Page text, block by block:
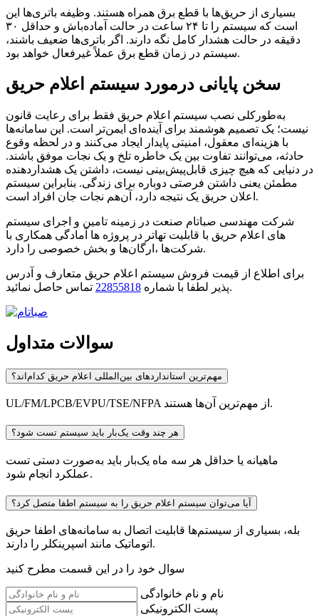
بسیاری از حریق‌ها با قطع برق همراه هستند. وظیفه باتری‌ها این
است که سیستم را تا ۲۴ ساعت در حالت آماده‌باش و حداقل ۳۰
دقیقه در حالت هشدار کامل نگه دارند. اگر باتری‌ها ضعیف باشند،
سیستم در زمان قطع برق عملاً غیرفعال خواهد بود.
سخن پایانی درمورد سیستم اعلام حریق
به‌طورکلی نصب سیستم اعلام حریق فقط برای رعایت قانون
نیست؛ یک تصمیم هوشمند برای آینده‌ای ایمن‌تر است. این سامانه‌ها
با هزینه‌ای معقول، امنیتی پایدار ایجاد می‌کنند و در لحظه وقوع
حادثه، می‌توانند تفاوت بین یک خاطره تلخ و یک نجات موفق باشند.
در دنیایی که هیچ چیزی قابل‌پیش‌بینی نیست، داشتن یک هشداردهنده
مطمئن یعنی داشتن فرصتی دوباره برای زندگی. بنابراین سیستم
اعلان حریق یک نتیجه دارد، آن‌هم نجات جان افراد است.
شرکت مهندسی صباتام صنعت در زمینه تامین و اجرای سیستم
های اعلام حریق با قابلیت تهاتر در پروژه ها آمادگی همکاری با
شرکت‌ها ،ارگان‌ها و بخش خصوصی را دارد.
برای اطلاع از قیمت فروش سیستم اعلام حریق متعارف و آدرس
پذیر لطفا با شماره 22855818 تماس حاصل نمائید.
سوالات متداول
مهم‌ترین استانداردهای بین‌المللی اعلام حریق کدام‌اند؟
UL/FM/LPCB/EVPU/TSE/NFPA از مهم‌ترین آن‌ها هستند.
هر چند وقت یک‌بار باید سیستم تست شود؟
ماهیانه یا حداقل هر سه ماه یک‌بار باید به‌صورت دستی تست
عملکرد انجام شود.
آیا می‌توان سیستم اعلام حریق را به سیستم اطفا متصل کرد؟
بله، بسیاری از سیستم‌ها قابلیت اتصال به سامانه‌های اطفا حریق
اتوماتیک مانند اسپرینکلر را دارند.
سوال خود را در این قسمت مطرح کنید
نام و نام خانوادگی
پست الکترونیکی